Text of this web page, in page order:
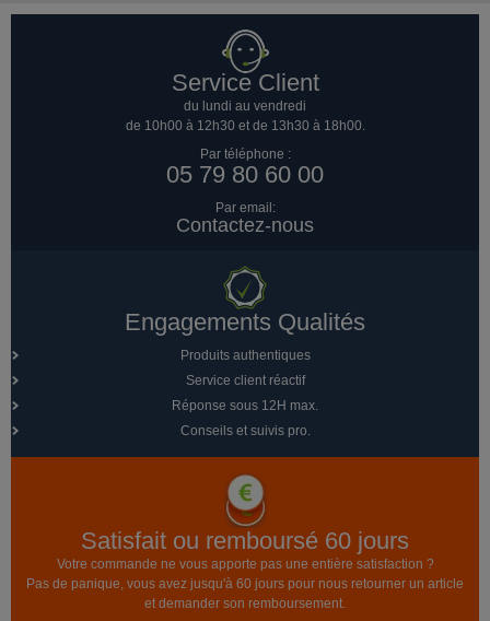
Service Client
du lundi au vendredi
de 10h00 à 12h30 et de 13h30 à 18h00.
Par téléphone :
05 79 80 60 00
Par email:
Contactez-nous
Engagements Qualités
Produits authentiques
Service client réactif
Réponse sous 12H max.
Conseils et suivis pro.
Satisfait ou remboursé 60 jours
Votre commande ne vous apporte pas une entière satisfaction ?
Pas de panique, vous avez jusqu'à 60 jours pour nous retourner un article
et demander son remboursement.